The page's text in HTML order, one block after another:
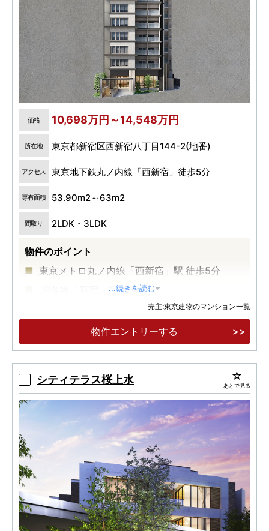
価格 10,698万円～14,548万円
所在地 東京都新宿区西新宿八丁目144-2(地番)
アクセス 東京地下鉄丸ノ内線「西新宿」徒歩5分
専有面積 53.90m2～63m2
間取り 2LDK・3LDK
物件のポイント
東京メトロ丸ノ内線「西新宿」駅 徒歩5分
JR各線「新宿」駅 徒歩13分
高級感とプライバシー性の高い内廊下設計
...続きを読む
売主:東京建物のマンション一覧
物件エントリーする
シティテラス桜上水 あとで見る